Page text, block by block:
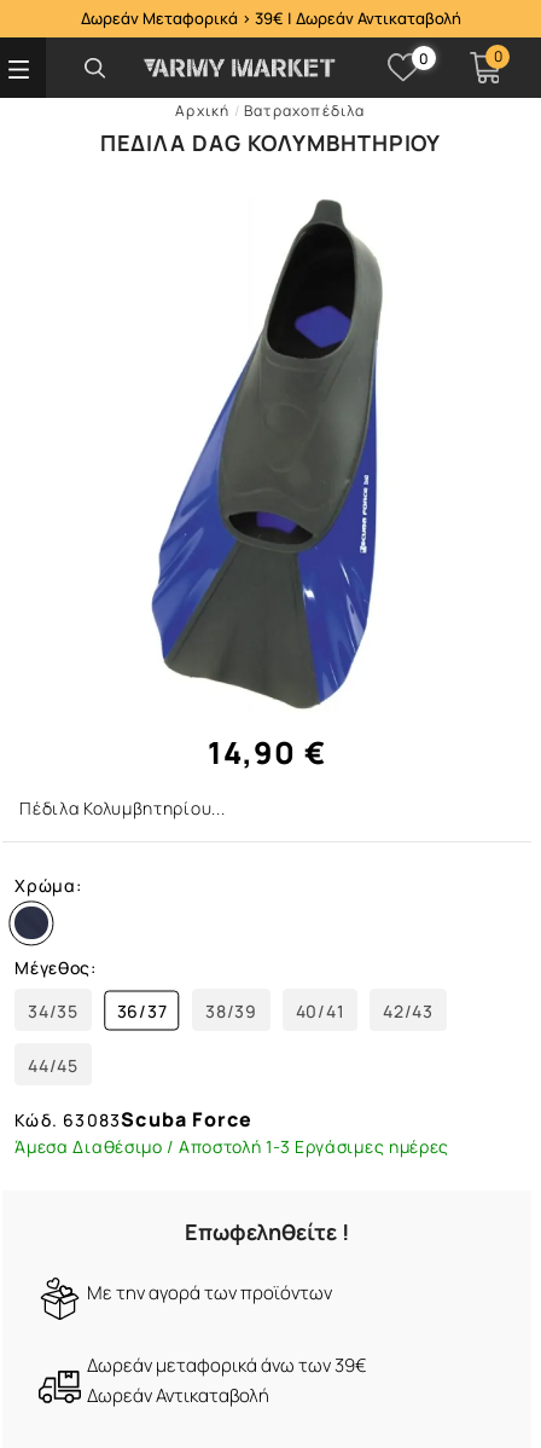
Δωρεάν Μεταφορικά > 39€ | Δωρεάν Αντικαταβολή
0 0
Αρχική /Βατραχοπέδιλα
ΠΈΔΙΛΑ DAG ΚΟΛΥΜΒΗΤΗΡΊΟΥ
14,90 €
Πέδιλα Κολυμβητηρίου...
Χρώμα:
Μέγεθος:
34/35
36/37 38/39 40/41 42/43
44/45
Κώδ. 63083Scuba Force
Άμεσα Διαθέσιμο / Αποστολή 1-3 Εργάσιμες ημέρες
Επωφεληθείτε !
Mε την αγορά των προϊόντων
Δωρεάν μεταφορικά άνω των 39€
Δωρεάν Αντικαταβολή